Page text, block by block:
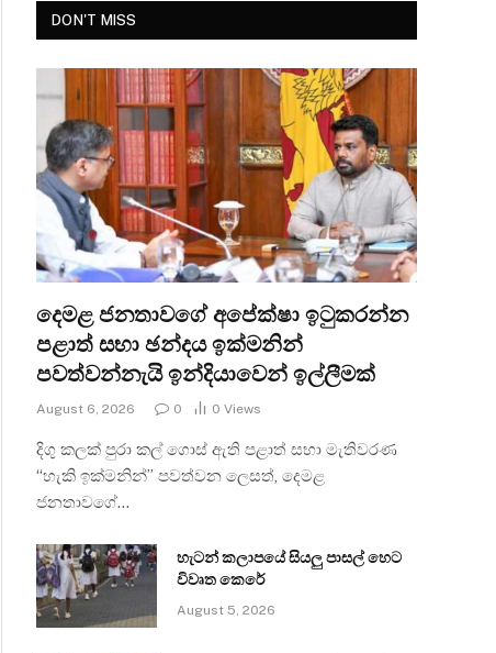
DON'T MISS
දෙමළ ජනතාවගේ අපේක්ෂා ඉටුකරන්න
පළාත් සභා ඡන්දය ඉක්මනින්
පවත්වන්නැයි ඉන්දියාවෙන් ඉල්ලීමක්
August 6, 2026 0 0 Views
දිගු කලක් පුරා කල් ගොස් ඇති පළාත් සභා මැතිවරණ
“හැකි ඉක්මනින්” පවත්වන ලෙසත්, දෙමළ
ජනතාවගේ…
හැටන් කලාපයේ සියලු පාසල් හෙට
විවෘත කෙරේ
August 5, 2026